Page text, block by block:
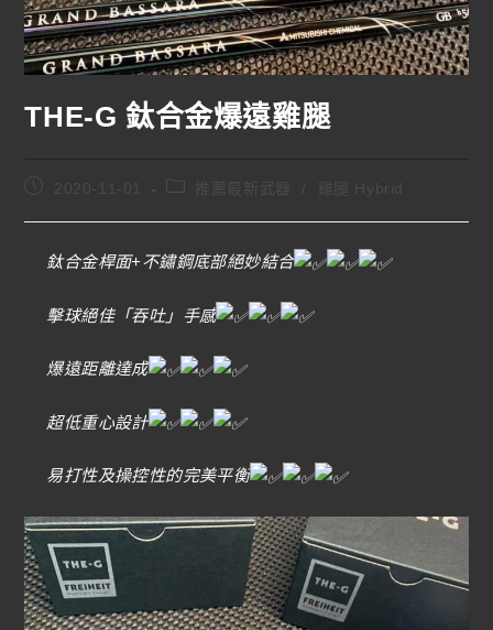
THE-G 鈦合金爆遠雞腿
鈦合金桿面+不鏽鋼底部絕妙結合
擊球絕佳「吞吐」手感
爆遠距離達成
超低重心設計
易打性及操控性的完美平衡